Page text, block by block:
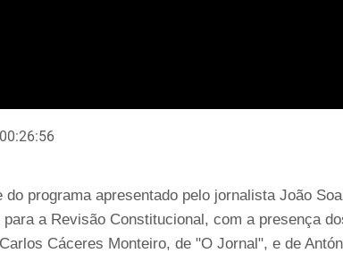
00:26:56
do programa apresentado pelo jornalista João
para a Revisão Constitucional, com a presença
Cáceres Monteiro, de "O Jornal", e de